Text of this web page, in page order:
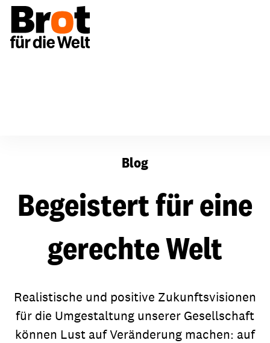
Blog
Begeistert für eine
gerechte Welt
Realistische und positive Zukunftsvisionen
für die Umgestaltung unserer Gesellschaft
können Lust auf Veränderung machen: auf